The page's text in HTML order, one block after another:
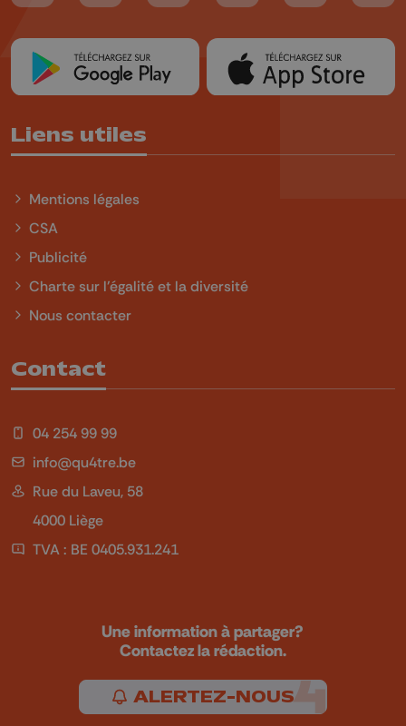
Liens utiles
Mentions légales
CSA
Publicité
Charte sur l'égalité et la diversité
Nous contacter
Contact
04 254 99 99
info@qu4tre.be
Rue du Laveu, 58
4000 Liège
TVA : BE 0405.931.241
Une information à partager?
Contactez la rédaction.
ALERTEZ-NOUS